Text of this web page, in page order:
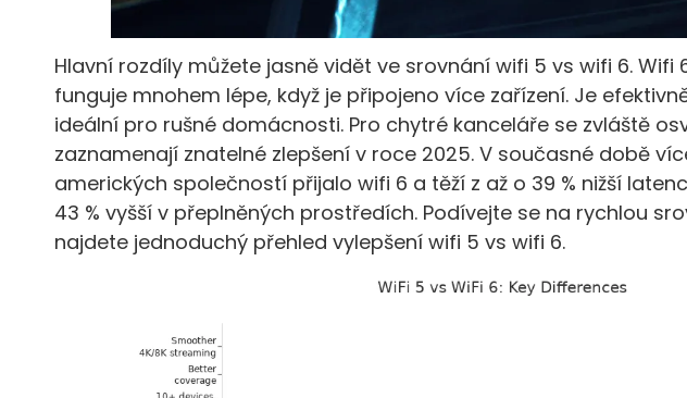
Hlavní rozdíly můžete jasně vidět ve srovnání wifi 5 vs wifi 6. Wifi
funguje mnohem lépe, když je připojeno více zařízení. Je
ideální pro rušné domácnosti. Pro chytré kanceláře se zvláště
zaznamenají znatelné zlepšení v roce 2025. V současné době
amerických společností přijalo wifi 6 a těží z až o 39 % nižší
43 % vyšší v přeplněných prostředích. Podívejte se na rychlou
najdete jednoduchý přehled vylepšení wifi 5 vs wifi 6.